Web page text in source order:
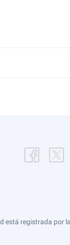
está registrada por